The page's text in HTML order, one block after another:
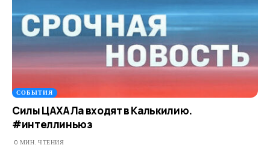
СОБЫТИЯ
Силы ЦАХАЛа входят в Калькилию.
#интеллиньюз
0 МИН. ЧТЕНИЯ